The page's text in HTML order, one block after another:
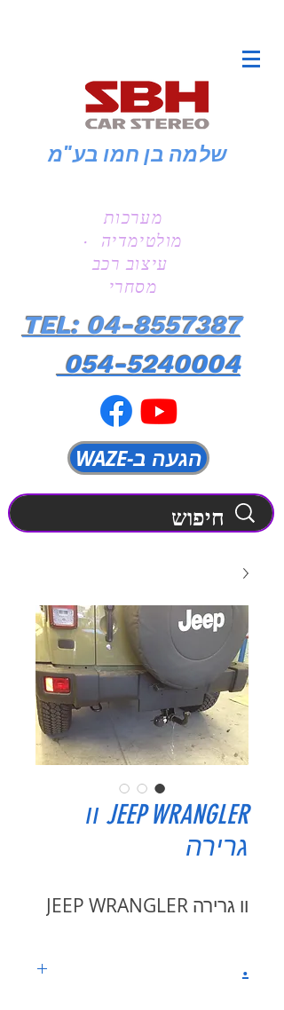
שלמה בן חמו בע"מ
מערכות
מולטימדיה ·
עיצוב רכב
מסחרי
TEL: 04-8557387
054-5240004
WAZE-הגעה ב
JEEP WRANGLER וו
גרירה
וו גרירה JEEP WRANGLER
.